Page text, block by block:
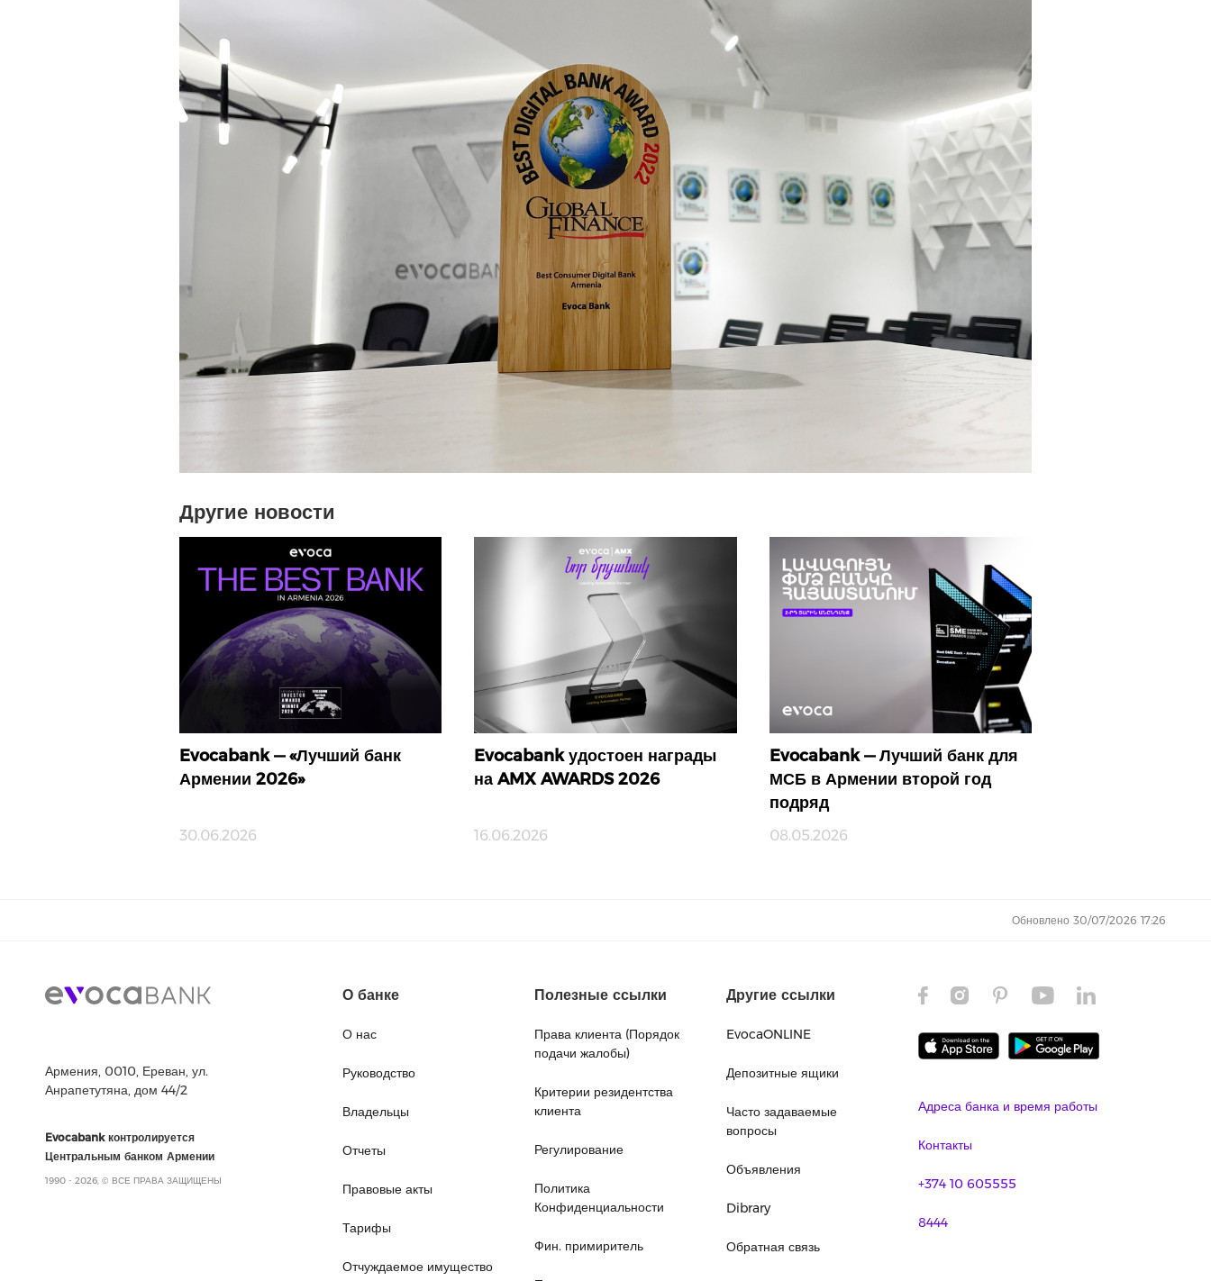
Другие новости
Evocabank — «Лучший банк
Армении 2026»
30.06.2026
Evocabank удостоен награды
на AMX AWARDS 2026
16.06.2026
Evocabank — Лучший банк для
МСБ в Армении второй год
подряд
08.05.2026
Обновлено 30/07/2026 17:26
Армения, 0010, Ереван, ул.
Анрапетутяна, дом 44/2
Evocabank контролируется
Центральным банком Армении
1990 - 2026, © ВСЕ ПРАВА ЗАЩИЩЕНЫ
О банке
О нас
Руководство
Владельцы
Отчеты
Правовые акты
Тарифы
Отчуждаемое имущество
Полезные ссылки
Права клиента (Порядок
подачи жалобы)
Критерии резидентства
клиента
Регулирование
Политика
Конфиденциальности
Фин. примиритель
Другие ссылки
EvocaONLINE
Депозитные ящики
Часто задаваемые
вопросы
Объявления
Dibrary
Обратная связь
Адреса банка и время работы
Контакты
+374 10 605555
8444